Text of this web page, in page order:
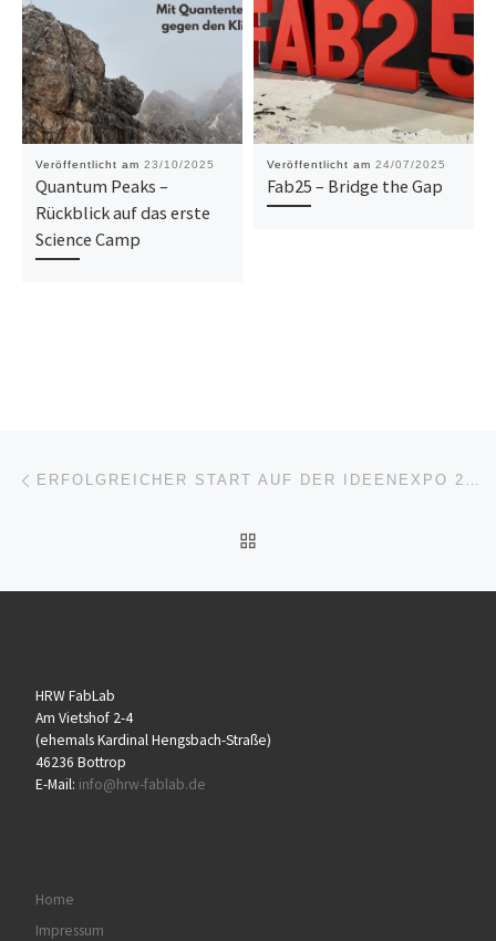
Veröffentlicht am 23/10/2025
Quantum Peaks –
Rückblick auf das erste
Science Camp
Veröffentlicht am 24/07/2025
Fab25 – Bridge the Gap
Beitragsnavigation ERFOLGREICHER START AUF DER IDEENEXPO 2026
HRW FabLab
Am Vietshof 2-4
(ehemals Kardinal Hengsbach-Straße)
46236 Bottrop
E-Mail: info@hrw-fablab.de
Home
Impressum